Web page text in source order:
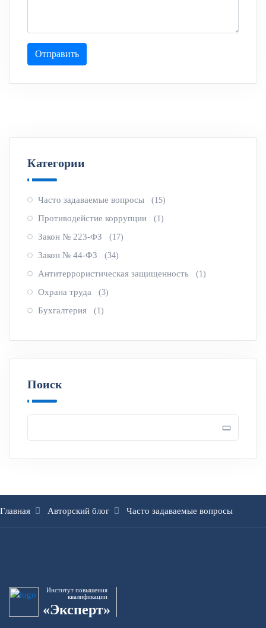
Отправить
Категории
Часто задаваемые вопросы (15)
Противодейстие коррупции (1)
Закон № 223-ФЗ (17)
Закон № 44-ФЗ (34)
Антитеррористическая защищенность (1)
Охрана труда (3)
Бухгалтерия (1)
Поиск
Главная Авторский блог Часто задаваемые вопросы
Институт повышения
квалификации
«Эксперт»